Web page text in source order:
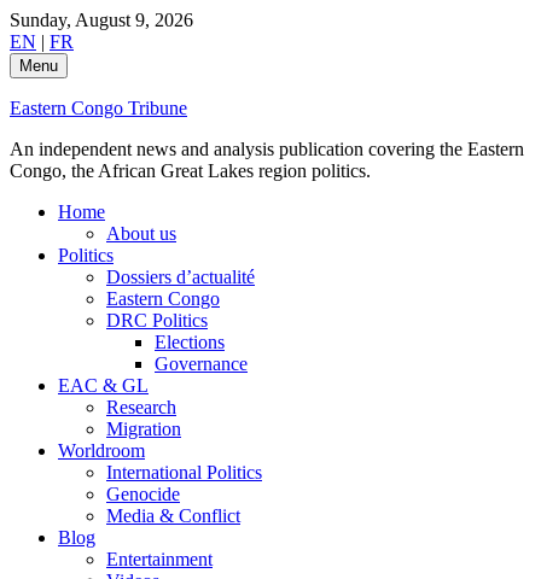
Skip
to
content
Sunday, August 9, 2026
EN | FR
Menu
Eastern Congo Tribune
An independent news and analysis publication covering the Eastern
Congo, the African Great Lakes region politics.
Home
About us
Politics
Dossiers d’actualité
Eastern Congo
DRC Politics
Elections
Governance
EAC & GL
Research
Migration
Worldroom
International Politics
Genocide
Media & Conflict
Blog
Entertainment